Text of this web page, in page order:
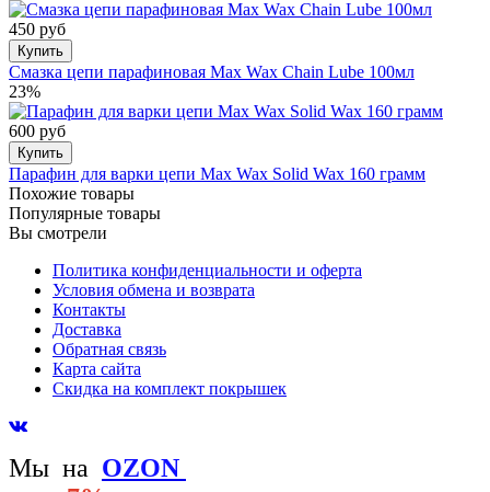
450 руб
Купить
Смазка цепи парафиновая Max Wax Chain Lube 100мл
23%
600 руб
Купить
Парафин для варки цепи Max Wax Solid Wax 160 грамм
Похожие товары
Популярные товары
Вы смотрели
Политика конфиденциальности и оферта
Условия обмена и возврата
Контакты
Доставка
Обратная связь
Карта сайта
Скидка на комплект покрышек
Мы на OZON